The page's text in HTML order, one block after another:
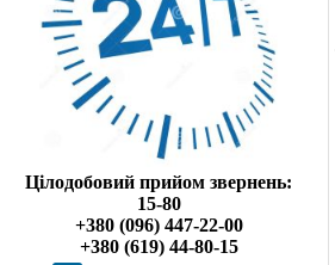
Цілодобовий прийом звернень:
15-80
+380 (096) 447-22-00
+380 (619) 44-80-15